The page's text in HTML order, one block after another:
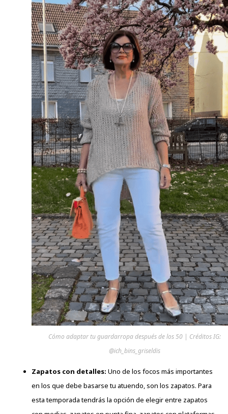
Cómo adaptar tu guardarropa después de los 50 | Créditos IG:
@ich_bins_griseldis
Zapatos con detalles: Uno de los focos más importantes
en los que debe basarse tu atuendo, son los zapatos. Para
esta temporada tendrás la opción de elegir entre zapatos